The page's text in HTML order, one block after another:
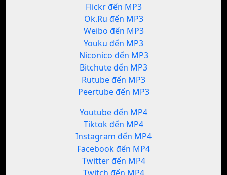
Flickr đến MP3
Ok.Ru đến MP3
Weibo đến MP3
Youku đến MP3
Niconico đến MP3
Bitchute đến MP3
Rutube đến MP3
Peertube đến MP3
Youtube đến MP4
Tiktok đến MP4
Instagram đến MP4
Facebook đến MP4
Twitter đến MP4